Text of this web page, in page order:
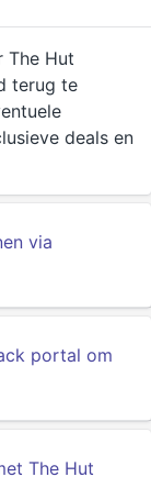
The Hut
terug te
deals en
via
portal om
The Hut